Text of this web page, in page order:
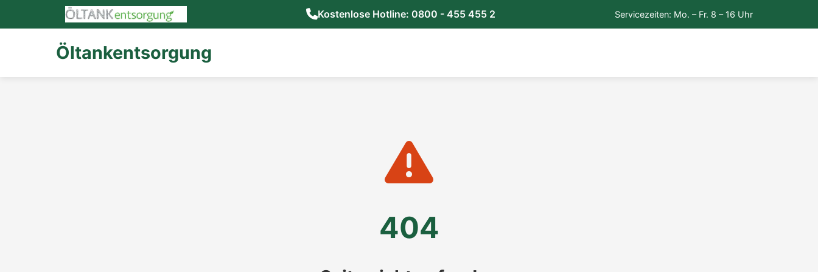
Kostenlose Hotline: 0800 - 455 455 2 Servicezeiten: Mo. – Fr. 8 – 16 Uhr
Öltankentsorgung
404